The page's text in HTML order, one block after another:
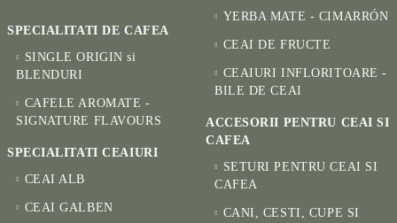
SPECIALITATI DE CAFEA
SINGLE ORIGIN si
BLENDURI
CAFELE AROMATE -
SIGNATURE FLAVOURS
SPECIALITATI CEAIURI
CEAI ALB
CEAI GALBEN
YERBA MATE - CIMARRÓN
CEAI DE FRUCTE
CEAIURI INFLORITOARE -
BILE DE CEAI
ACCESORII PENTRU CEAI SI
CAFEA
SETURI PENTRU CEAI SI
CAFEA
CANI, CESTI, CUPE SI